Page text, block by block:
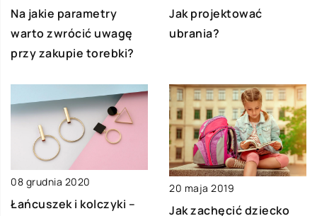
Na jakie parametry
warto zwrócić uwagę
przy zakupie torebki?
Jak projektować
ubrania?
08 grudnia 2020
Łańcuszek i kolczyki –
20 maja 2019
Jak zachęcić dziecko